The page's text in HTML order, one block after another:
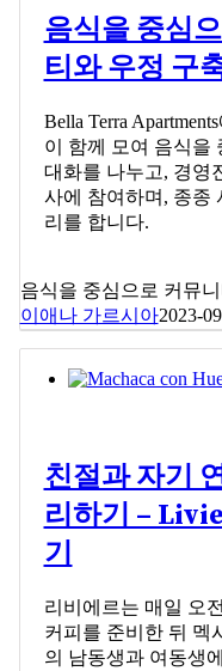
음식을 중심
티와 우정 구
Bella Terra
이 함께 모여 음식을
대화를 나누고, 경영
사에 참여하며, 종종
리를 합니다.
음식을 중심으로 커뮤
이애나 가르시아2023-
친절과 자기
리하기 –
기
리비에르는 매일 오
커피를 준비한 뒤 멕
의 남동생과 여동생